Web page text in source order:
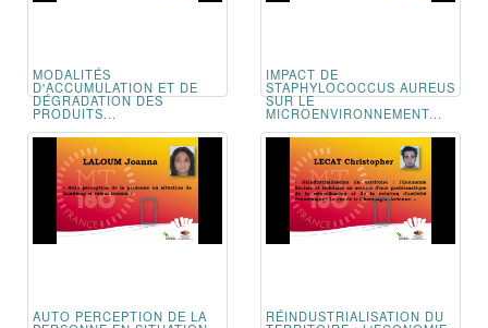
MODALITÉS
D'ACCUMULATION ET DE
DÉGRADATION DES
PRODUITS...
IMPACT DE
STAPHYLOCOCCUS AUREUS
SUR LE
MICROENVIRONNEMENT...
AUTO PERCEPTION DE LA RÉINDUSTRIALISATION DU